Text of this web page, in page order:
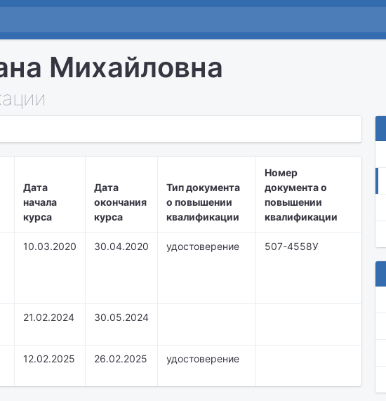
Михайловна
Дата
начала
курса
Дата
окончания
курса
Тип документа
о повышении
квалификации
Номер
документа о
повышении
квалификации
10.03.2020 30.04.2020 удостоверение 507-4558У
21.02.2024 30.05.2024
12.02.2025 26.02.2025 удостоверение